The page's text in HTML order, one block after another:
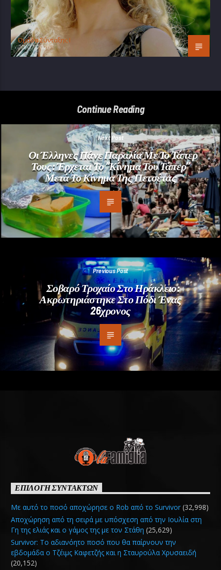
Oμάδα Σύνταξης Ι
20/07/2026
Continue Reading
Next Post
Οι Έλληνες Πάνε Παραλία Με Το Τάπερ
Τους: Έρχεται Το “κίνημα Του Τάπερ”
Μετά Το Κίνημα Της Πετσέτας
Previous Post
Σοβαρό Τροχαίο Στο Ηράκλειο:
Ακρωτηριάστηκε Στο Πόδι Ένας
26χρονος
ΕΠΙΛΟΓΗ ΣΥΝΤΑΚΤΩΝ
Με αυτό το ποσό αποχώρησε ο Rob από το Survivor (32,998)
Αποχώρηση από τη σειρά με υπόσχεση από την Ιουλία στη
Γη της ελιάς και ο γάμος της με τον Στάθη (25,629)
Survivor: Το αδιανόητο ποσό που θα παίρνουν την
εβδομάδα ο Τζέιμς Καφετζής και η Σταυρούλα Χρυσαειδή
(20,152)